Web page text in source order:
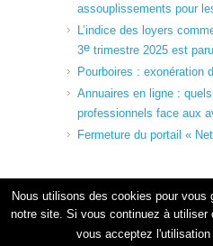
assouplissements pour
L’indice des loyers
3e trimestre 2025 est paru
Pourboires : exonération
Annuaires en ligne :
professionnels face aux
Fermeture du portail «
Copyright 2024
Nous utilisons des cookies pour vous
notre site. Si vous continuez à utiliser
vous acceptez